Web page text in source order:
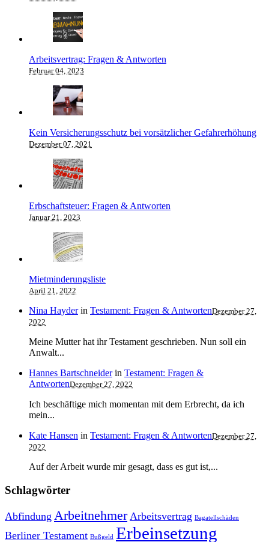
Arbeitsvertrag: Fragen & Antworten
Februar 04, 2023
Kein Versicherungsschutz bei vorsätzlicher Gefahrerhöhung
Dezember 07, 2021
Erbschaftsteuer: Fragen & Antworten
Januar 21, 2023
Mietminderungsliste
April 21, 2022
Nina Hayder in Testament: Fragen & AntwortenDezember 27,
2022
Meine Mutter hat ihr Testament geschrieben. Nun soll ein
Anwalt...
Hannes Bartschneider in Testament: Fragen &
AntwortenDezember 27, 2022
Ich beschäftige mich momentan mit dem Erbrecht, da ich
mein...
Kate Hansen in Testament: Fragen & AntwortenDezember 27,
2022
Auf der Arbeit wurde mir gesagt, dass es gut ist,...
Schlagwörter
Abfindung Arbeitnehmer Arbeitsvertrag Bagatellschäden
Berliner Testament Bußgeld Erbeinsetzung